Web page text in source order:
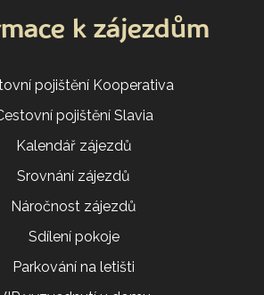
k zájezdům
pojištění Kooperativa
pojištění Slavia
Kalendář zájezdů
Srovnání zájezdů
Náročnost zájezdů
Sdílení pokoje
Parkování na letišti